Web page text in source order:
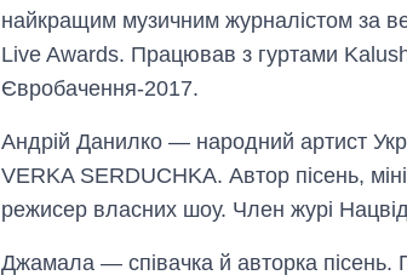
найкращим музичним журналістом за
Live Awards. Працював з гуртами
Євробачення-2017.
Андрій Данилко — народний артист
VERKA SERDUCHKA. Автор пісень,
режисер власних шоу. Член журі
Джамала — співачка й авторка